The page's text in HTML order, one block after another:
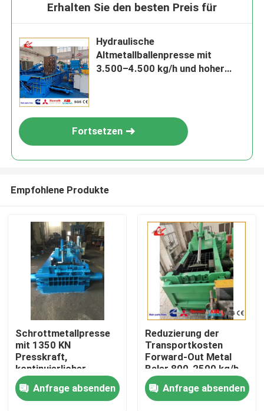
Zu Hause
Produkte
Erhalten Sie den besten Preis für
Hydraulische
Altmetallballenpresse mit
3.500–4.500 kg/h und hoher
Fortsetzen
Empfohlene Produkte
Schrottmetallpresse
mit 1350 KN
Presskraft,
kontinuierlicher
Austragung,
hochdichter
Ballenbildung und
Anfrage absenden
Reduzierung der
Transportkosten
Forward-Out Metal
Baler 800-2500 kg/h
für kleine und mittlere
Anfrage absenden